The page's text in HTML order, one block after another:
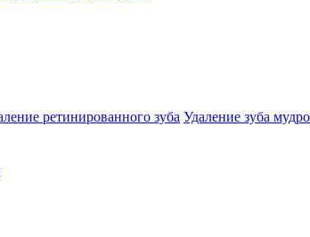
ретинированного зуба Удаление зуба